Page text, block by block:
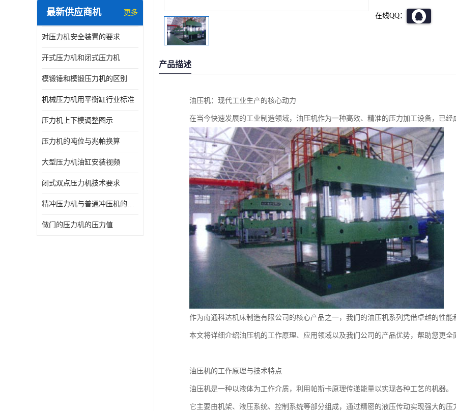
最新供应商机 更多
对压力机安全装置的要求
开式压力机和闭式压力机
模锻锤和模锻压力机的区别
机械压力机用平衡缸行业标准
压力机上下模调整图示
压力机的吨位与兆帕换算
大型压力机油缸安装视频
闭式双点压力机技术要求
精冲压力机与普通冲压机的区别
做门的压力机的压力值
在线QQ：
产品描述
油压机：现代工业生产的核心动力
在当今快速发展的工业制造领域，油压机作为一种高效、精准的压力加工设备，已
作为南通科达机床制造有限公司的核心产品之一，我们的油压机系列凭借卓越的性
本文将详细介绍油压机的工作原理、应用领域以及我们公司的产品优势，帮助您更
油压机的工作原理与技术特点
油压机是一种以液体为工作介质，利用帕斯卡原理传递能量以实现各种工艺的机器。
它主要由机架、液压系统、控制系统等部分组成，通过精密的液压传动实现强大的压